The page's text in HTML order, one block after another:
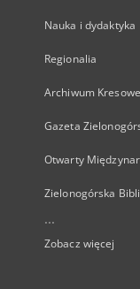
Nauka i dydaktyka
Regionalia
Archiwum Kresowe
Gazeta
Otwarty
Zielonogórska
...
Zobacz więcej